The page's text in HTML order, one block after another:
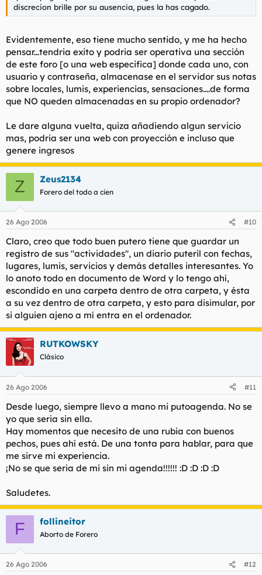
discrecion brille por su ausencia, pues la has cagado.
Evidentemente, eso tiene mucho sentido, y me ha hecho
pensar...tendria exito y podria ser operativa una sección
de este foro [o una web especifica] donde cada uno, con
usuario y contraseña, almacenase en el servidor sus notas
sobre locales, lumis, experiencias, sensaciones....de forma
que NO queden almacenadas en su propio ordenador?
Le dare alguna vuelta, quiza añadiendo algun servicio
mas, podria ser una web con proyección e incluso que
genere ingresos
Z Zeus2134
Forero del todo a cien
26 Ago 2006 #10
Claro, creo que todo buen putero tiene que guardar un
registro de sus "actividades", un diario puteril con fechas,
lugares, lumis, servicios y demás detalles interesantes. Yo
lo anoto todo en documento de Word y lo tengo ahí,
escondido en una carpeta dentro de otra carpeta, y ésta
a su vez dentro de otra carpeta, y esto para disimular, por
si alguien ajeno a mí entra en el ordenador.
RUTKOWSKY
Clásico
26 Ago 2006 #11
Desde luego, siempre llevo a mano mi putoagenda. No se
yo que seria sin ella.
Hay momentos que necesito de una rubia con buenos
pechos, pues ahí está. De una tonta para hablar, para que
me sirve mi experiencia.
¡No se que seria de mi sin mi agenda!!!!!! :D :D :D :D
Saludetes.
F follineitor
Aborto de Forero
26 Ago 2006 #12